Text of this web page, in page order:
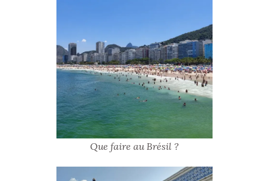
Que faire au Brésil ?